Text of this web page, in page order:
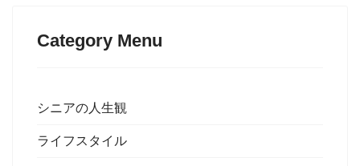
Category Menu
シニアの人生観
ライフスタイル